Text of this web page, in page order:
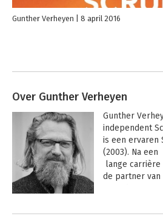
Gunther Verheyen 8 april 2016
Over Gunther Verheyen
Gunther
independent
is een ervaren
(2003). Na een
de partner van
Scrum aanbod
Andere boeken door